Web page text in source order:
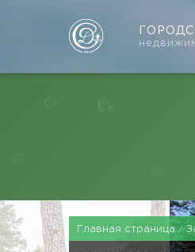
Главная страница